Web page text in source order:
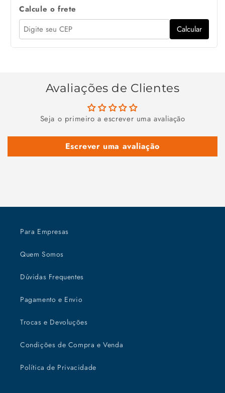
Calcule o frete
Calcular
Avaliações de Clientes
Seja o primeiro a escrever uma avaliação
Escrever uma avaliação
Para Empresas
Quem Somos
Dúvidas Frequentes
Pagamento e Envio
Trocas e Devoluções
Condições de Compra e Venda
Política de Privacidade